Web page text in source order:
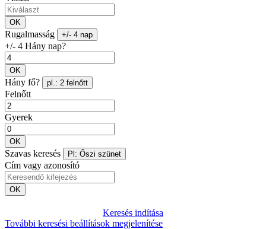
OK
Rugalmasság +/- 4 nap
+/- 4 Hány nap?
OK
Hány fő? pl.: 2 felnőtt
Felnőtt
Gyerek
OK
Szavas keresés Pl: Őszi szünet
Cím vagy azonosító
OK
Keresés indítása
További keresési beállítások megjelenítése